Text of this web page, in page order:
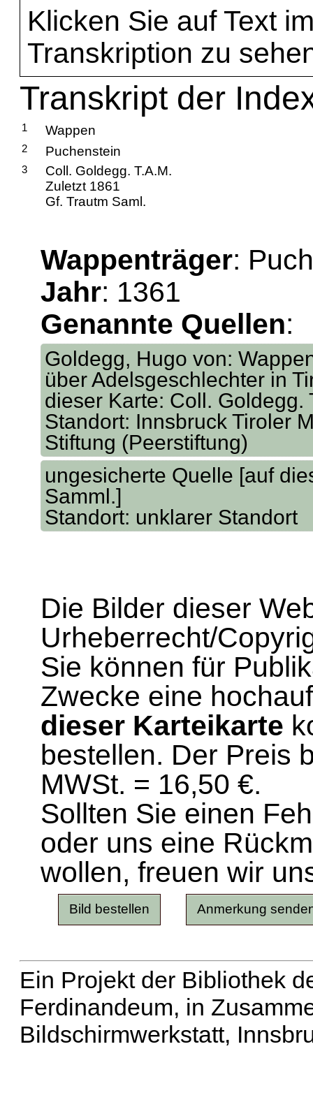
Klicken Sie auf Text
Transkription zu
Transkript der
1 Wappen
2 Puchenstein
3
Coll. Goldegg. T.A.M.
Zuletzt 1861
Gf. Trautm Saml.
Wappenträger:
Jahr: 1361
Genannte Quellen:
Goldegg, Hugo von:
über Adelsgeschlechter in
dieser Karte: Coll. Goldegg.
Standort: Innsbruck Tiroler
Stiftung (Peerstiftung)
ungesicherte Quelle [auf
Samml.]
Standort: unklarer Standort
Die Bilder dieser
Urheberrecht/
Sie können für
Zwecke eine
dieser Karteikarte
bestellen. Der Preis
MWSt. = 16,50 €.
Sollten Sie einen
oder uns eine
wollen, freuen wir
Ein Projekt der Bibliothek
Ferdinandeum, in
Bildschirmwerkstatt,